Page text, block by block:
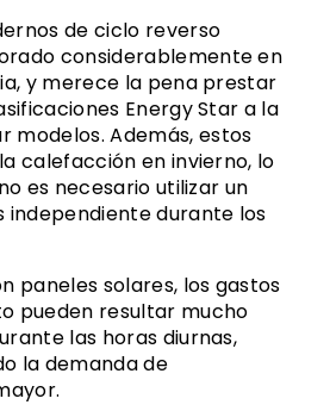
de ciclo reverso
considerablemente en
y merece la pena prestar
Energy Star a la
modelos. Además, estos
calefacción en invierno, lo
es necesario utilizar un
durante los
paneles solares, los gastos
pueden resultar mucho
las horas diurnas,
la demanda de